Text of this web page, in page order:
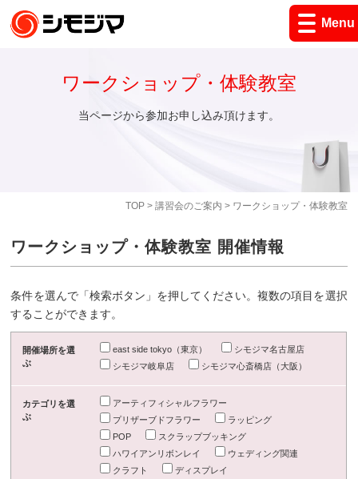
Menu
TOP> 講習会のご案内 > ワークショップ・体験教室
ワークショップ・体験教室
当ページから参加お申し込み頂けます。
ワークショップ・体験教室 開催情報
条件を選んで「検索ボタン」を押してください。複数の項目を選択
することができます。
開催場所を選
ぶ
east side tokyo（東京）
シモジマ名古屋店
シモジマ岐阜店
シモジマ心斎橋店（大阪）
カテゴリを選
ぶ
アーティフィシャルフラワー
プリザーブドフラワー
ラッピング
POP
スクラップブッキング
ハワイアンリボンレイ
ウェディング関連
クラフト
ディスプレイ